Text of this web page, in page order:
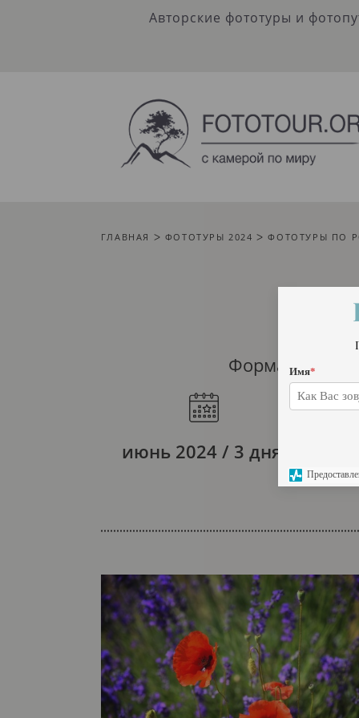
Авторские фототуры и
ГЛАВНАЯ ᐳ ФОТОТУРЫ 2024 ᐳФОТОТУРЫ ПО
Формат:
июнь 2024 / 3 дня
Имя*